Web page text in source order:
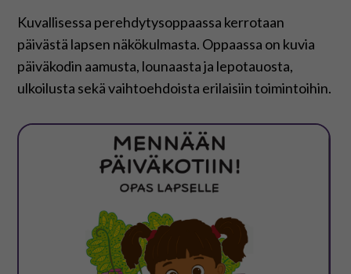
Materiaalit
Kuvatyökalut
På svenska
Kuvallisessa perehdytysoppaassa kerrotaan
päivästä lapsen näkökulmasta. Oppaassa on kuvia
päiväkodin aamusta, lounaasta ja lepotauosta,
ulkoilusta sekä vaihtoehdoista erilaisiin toimintoihin.